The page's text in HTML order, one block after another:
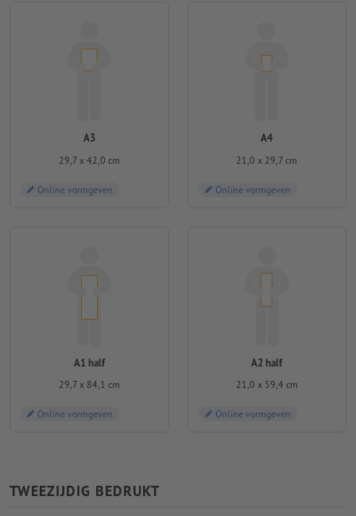
A3
29,7 x 42,0 cm
Online vormgeven
A4
21,0 x 29,7 cm
Online vormgeven
A1 half
29,7 x 84,1 cm
Online vormgeven
A2 half
21,0 x 59,4 cm
Online vormgeven
TWEEZIJDIG BEDRUKT